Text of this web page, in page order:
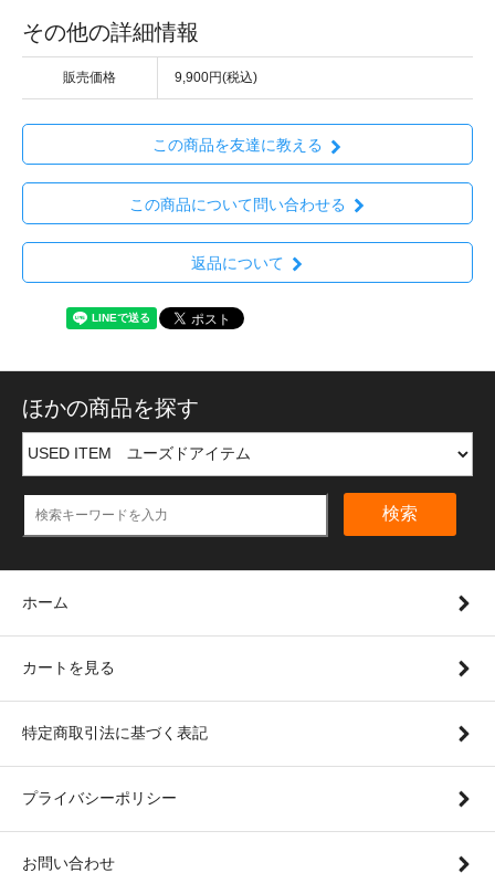
その他の詳細情報
販売価格 9,900円(税込)
この商品を友達に教える
この商品について問い合わせる
返品について
ほかの商品を探す
検索
ホーム
カートを見る
特定商取引法に基づく表記
プライバシーポリシー
お問い合わせ